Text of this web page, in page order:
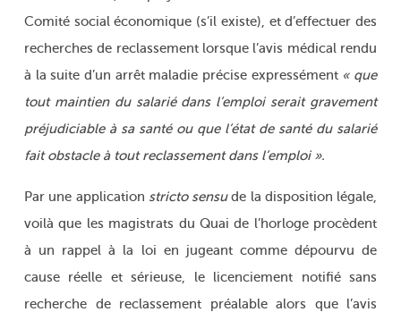
Comité social économique (s’il existe), et d’effectuer des
recherches de reclassement lorsque l’avis médical rendu
à la suite d’un arrêt maladie précise expressément « que
tout maintien du salarié dans l’emploi serait gravement
préjudiciable à sa santé ou que l’état de santé du salarié
fait obstacle à tout reclassement dans l’emploi ».
Par une application stricto sensude la disposition légale,
voilà que les magistrats du Quai de l’horloge procèdent
à un rappel à la loi en jugeant comme dépourvu de
cause réelle et sérieuse, le licenciement notifié sans
recherche de reclassement préalable alors que l’avis